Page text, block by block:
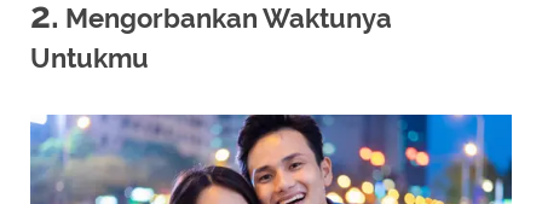
2. Mengorbankan Waktunya
Untukmu